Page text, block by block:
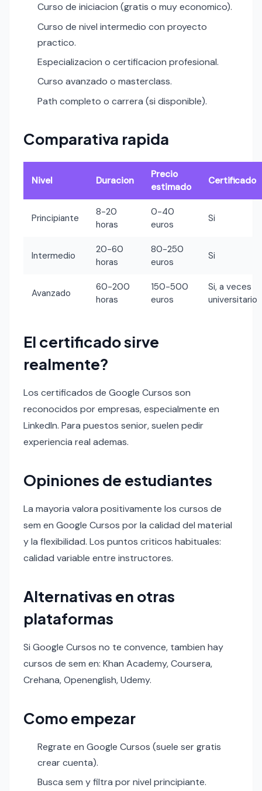
Curso de iniciacion (gratis o muy economico).
Curso de nivel intermedio con proyecto
practico.
Especializacion o certificacion profesional.
Curso avanzado o masterclass.
Path completo o carrera (si disponible).
Comparativa rapida
Nivel Duracion
Precio
estimado
Certificado
Principiante
8-20
horas
0-40
euros
Si
Intermedio
20-60
horas
80-250
euros
Si
Avanzado
60-200
horas
150-500
euros
Si, a veces
universitario
El certificado sirve
realmente?
Los certificados de Google Cursos son
reconocidos por empresas, especialmente en
LinkedIn. Para puestos senior, suelen pedir
experiencia real ademas.
Opiniones de estudiantes
La mayoria valora positivamente los cursos de
sem en Google Cursos por la calidad del material
y la flexibilidad. Los puntos criticos habituales:
calidad variable entre instructores.
Alternativas en otras
plataformas
Si Google Cursos no te convence, tambien hay
cursos de sem en: Khan Academy, Coursera,
Crehana, Openenglish, Udemy.
Como empezar
Regrate en Google Cursos (suele ser gratis
crear cuenta).
Busca sem y filtra por nivel principiante.